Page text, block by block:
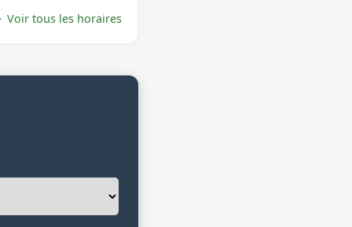
Voir tous les horaires